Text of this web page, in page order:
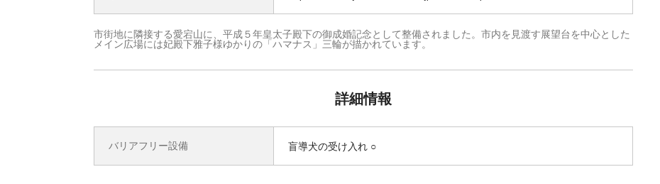
市街地に隣接する愛宕山に、平成５年皇太子殿下の御成婚記念として整備されました。市内を見渡す展望台を中心とした
メイン広場には妃殿下雅子様ゆかりの「ハマナス」三輪が描かれています。
詳細情報
バリアフリー設備 盲導犬の受け入れ ○